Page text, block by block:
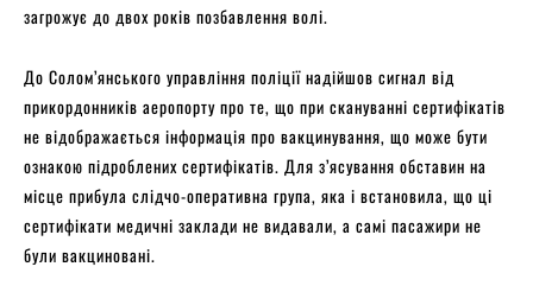
загрожує до двох років позбавлення волі.
До Солом’янського управління поліції надійшов сигнал від
прикордонників аеропорту про те, що при скануванні сертифікатів
не відображається інформація про вакцинування, що може бути
ознакою підроблених сертифікатів. Для з’ясування обставин на
місце прибула слідчо-оперативна група, яка і встановила, що ці
сертифікати медичні заклади не видавали, а самі пасажири не
були вакциновані.